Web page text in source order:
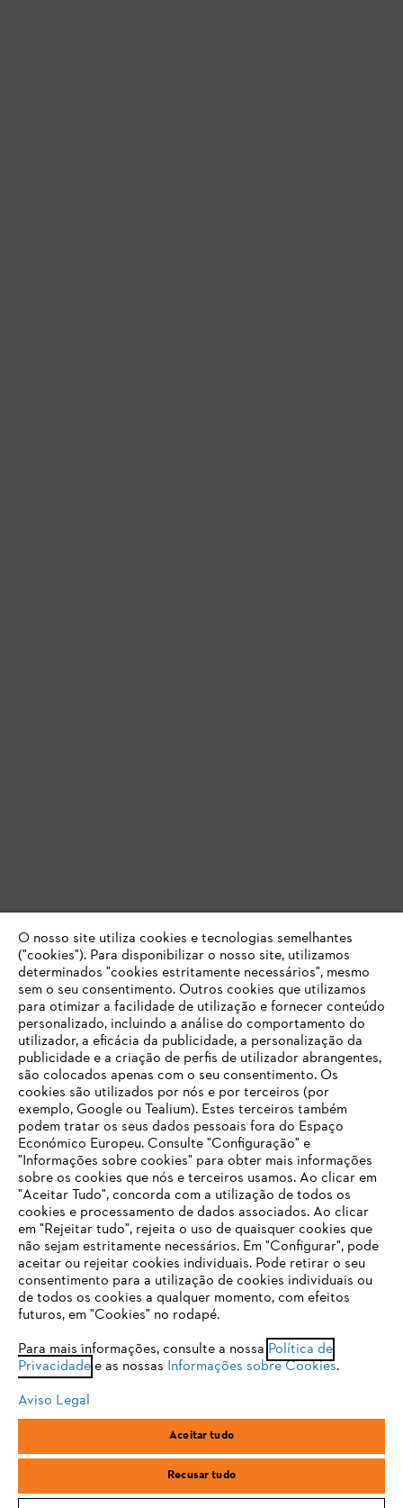
O SEU NAVEGADOR NÃO SUPORTA
ESTE WEBSITE
Está utilizar um navegador que ainda não suportamos. Para
obter o melhor uso de nosso site, recomendamos que altere
para um dos seguintes navegadores:
firefox chrome
safari edge
O nosso site utiliza cookies e tecnologias semelhantes
("cookies"). Para disponibilizar o nosso site, utilizamos
determinados "cookies estritamente necessários", mesmo
sem o seu consentimento. Outros cookies que utilizamos
para otimizar a facilidade de utilização e fornecer conteúdo
personalizado, incluindo a análise do comportamento do
utilizador, a eficácia da publicidade, a personalização da
publicidade e a criação de perfis de utilizador abrangentes,
são colocados apenas com o seu consentimento. Os
cookies são utilizados por nós e por terceiros (por
exemplo, Google ou Tealium). Estes terceiros também
podem tratar os seus dados pessoais fora do Espaço
Económico Europeu. Consulte "Configuração" e
"Informações sobre cookies" para obter mais informações
sobre os cookies que nós e terceiros usamos. Ao clicar em
"Aceitar Tudo", concorda com a utilização de todos os
cookies e processamento de dados associados. Ao clicar
em "Rejeitar tudo", rejeita o uso de quaisquer cookies que
não sejam estritamente necessários. Em "Configurar", pode
aceitar ou rejeitar cookies individuais. Pode retirar o seu
consentimento para a utilização de cookies individuais ou
de todos os cookies a qualquer momento, com efeitos
futuros, em "Cookies" no rodapé.
Para mais informações, consulte a nossa Política de
Privacidadee as nossas Informações sobre Cookies.
Aviso Legal
Aceitar tudo
Recusar tudo